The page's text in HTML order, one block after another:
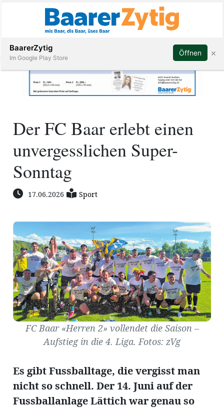
Veranstaltungen
Stellen
Paper
Amtliche
Mitteilungen
Baustellen
Abonnieren
Der FC Baar erlebt einen
unvergesslichen Super-
Sonntag
17.06.2026 Sport
FC Baar «Herren 2» vollendet die Saison –
Aufstieg in die 4. Liga. Fotos: zVg
Es gibt Fussballtage, die vergisst man
nicht so schnell. Der 14. Juni auf der
Fussballanlage Lättich war genau so
BaarerZytig
Im Google Play Store
Öffnen ×